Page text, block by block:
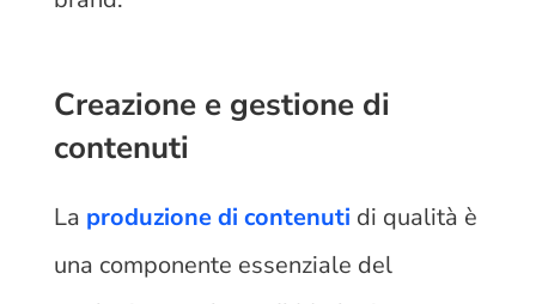
Creazione e gestione di
contenuti
La produzione di contenuti di qualità è
una componente essenziale del